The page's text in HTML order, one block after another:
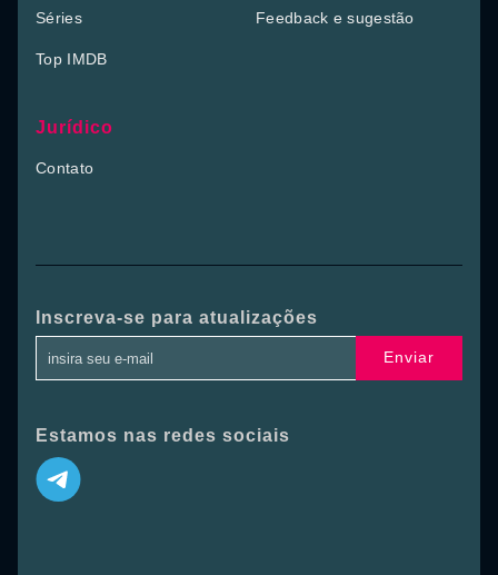
Séries
Top IMDB
Feedback e sugestão
Jurídico
Contato
Inscreva-se para atualizações
Enviar
Estamos nas redes sociais